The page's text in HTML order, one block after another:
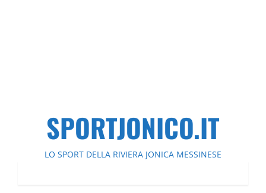
SPORTJONICO.IT
LO SPORT DELLA RIVIERA JONICA MESSINESE